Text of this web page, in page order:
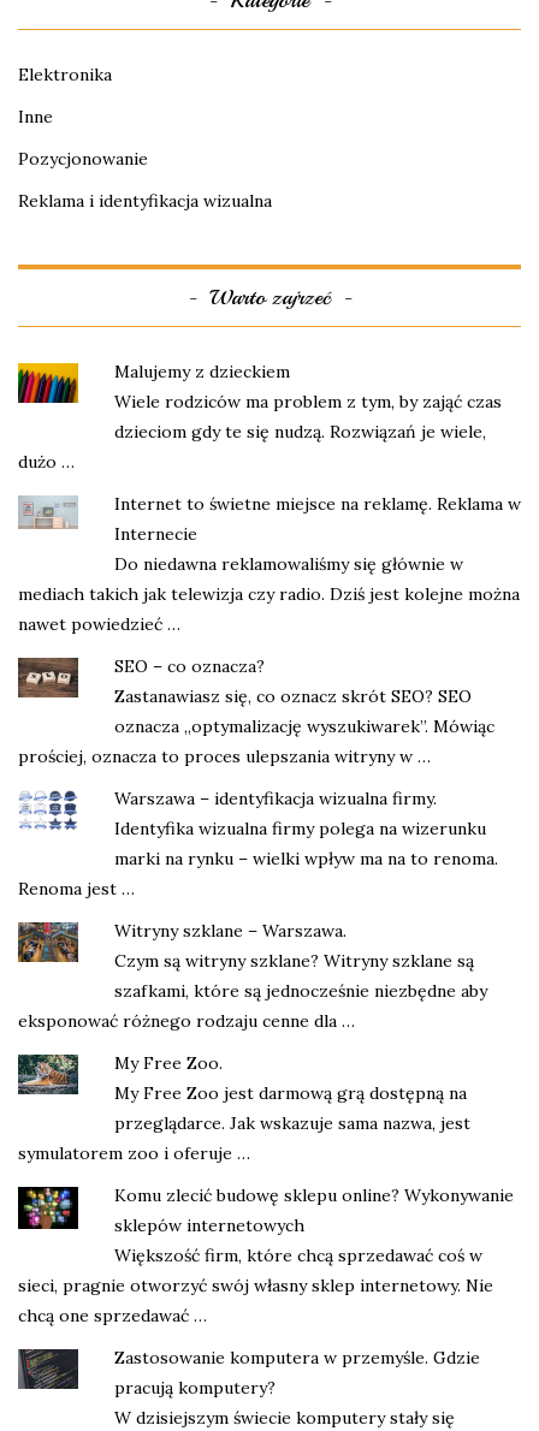
Elektronika
Inne
Pozycjonowanie
Reklama i identyfikacja wizualna
Warto zajrzeć
Malujemy z dzieckiem
Wiele rodziców ma problem z tym, by zająć czas
dzieciom gdy te się nudzą. Rozwiązań je wiele,
dużo …
Internet to świetne miejsce na reklamę. Reklama w
Internecie
Do niedawna reklamowaliśmy się głównie w
mediach takich jak telewizja czy radio. Dziś jest kolejne można
nawet powiedzieć …
SEO – co oznacza?
Zastanawiasz się, co oznacz skrót SEO? SEO
oznacza „optymalizację wyszukiwarek”. Mówiąc
prościej, oznacza to proces ulepszania witryny w …
Warszawa – identyfikacja wizualna firmy.
Identyfika wizualna firmy polega na wizerunku
marki na rynku – wielki wpływ ma na to renoma.
Renoma jest …
Witryny szklane – Warszawa.
Czym są witryny szklane? Witryny szklane są
szafkami, które są jednocześnie niezbędne aby
eksponować różnego rodzaju cenne dla …
My Free Zoo.
My Free Zoo jest darmową grą dostępną na
przeglądarce. Jak wskazuje sama nazwa, jest
symulatorem zoo i oferuje …
Komu zlecić budowę sklepu online? Wykonywanie
sklepów internetowych
Większość firm, które chcą sprzedawać coś w
sieci, pragnie otworzyć swój własny sklep internetowy. Nie
chcą one sprzedawać …
Zastosowanie komputera w przemyśle. Gdzie
pracują komputery?
W dzisiejszym świecie komputery stały się